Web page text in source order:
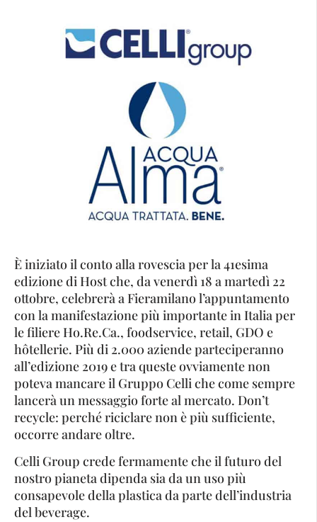
È iniziato il conto alla rovescia per la 41esima
edizione di Host che, da venerdì 18 a martedì 22
ottobre, celebrerà a Fieramilano l’appuntamento
con la manifestazione più importante in Italia per
le filiere Ho.Re.Ca., foodservice, retail, GDO e
hôtellerie. Più di 2.000 aziende parteciperanno
all’edizione 2019 e tra queste ovviamente non
poteva mancare il Gruppo Celli che come sempre
lancerà un messaggio forte al mercato. Don’t
recycle: perché riciclare non è più sufficiente,
occorre andare oltre.
Celli Group crede fermamente che il futuro del
nostro pianeta dipenda sia da un uso più
consapevole della plastica da parte dell’industria
del beverage.